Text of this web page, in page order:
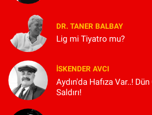
DR. TANER BALBAY
Lig mi Tiyatro mu?
İSKENDER AVCI
Aydın'da Hafıza Var..!
Saldırı!